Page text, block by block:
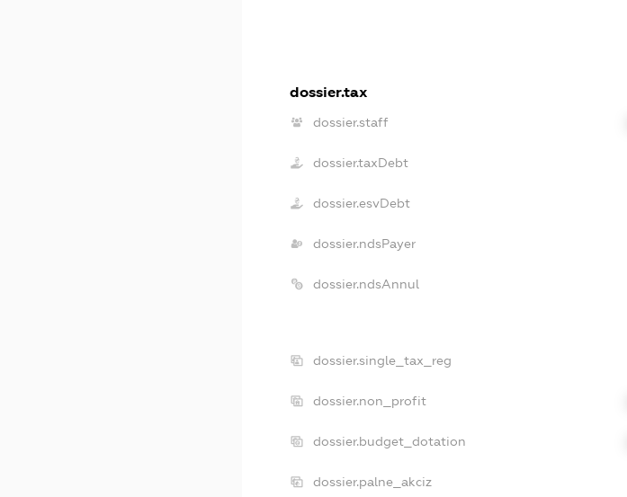
dossier.tax
dossier.staff
dossier.taxDebt
dossier.esvDebt
dossier.ndsPayer
dossier.ndsAnnul
dossier.single_tax_reg
dossier.non_profit
dossier.budget_dotation
dossier.palne_akciz